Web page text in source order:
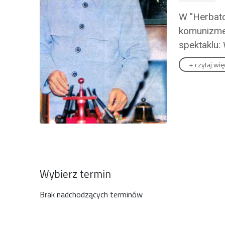
W
spektaklu:
+ czytaj
Wybierz termin
Brak nadchodzących terminów